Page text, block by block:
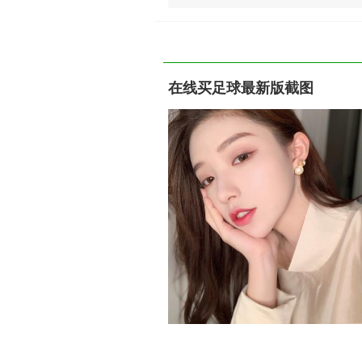
在线买足球最新版截图